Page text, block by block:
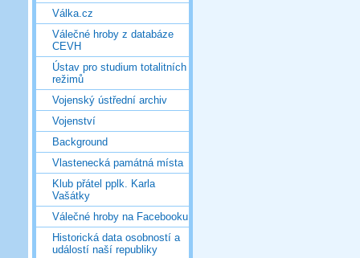
Válka.cz
Válečné hroby z databáze
CEVH
Ústav pro studium totalitních
režimů
Vojenský ústřední archiv
Vojenství
Background
Vlastenecká památná místa
Klub přátel pplk. Karla
Vašátky
Válečné hroby na Facebooku
Historická data osobností a
událostí naší republiky